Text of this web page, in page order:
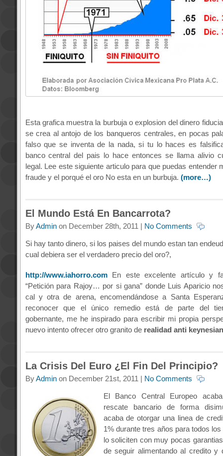
Esta grafica muestra la burbuja o explosion del dinero
se crea al antojo de los banqueros centrales, en pocas
falso que se inventa de la nada, si tu lo haces es
banco central del pais lo hace entonces se llama alivio
legal. Lee este siguiente articulo para que puedas entender
fraude y el porqué el oro No esta en un burbuja. (more…)
El Mundo Está En Bancarrota?
ByAdminon December 28th, 2011 | No Comments
Si hay tanto dinero, si los paises del mundo estan tan
cual debiera ser el verdadero precio del oro?,
http://www.iahorro.com En este excelente artículo y
“Petición para Rajoy… por si gana” donde Luis Aparicio
cal y otra de arena, encomendándose a Santa
reconocer que el único remedio está de parte del
gobernante, me he inspirado para escribir mi propia
nuevo intento ofrecer otro granito de realidad anti
La Crisis Del Euro ¿El Fin Del Principio?
ByAdminon December 21st, 2011 | No Comments
El Banco Central Europeo
rescate bancario de forma
acaba de otorgar una linea de
1% durante tres años para todos
lo soliciten con muy pocas
de seguir alimentando al credito y